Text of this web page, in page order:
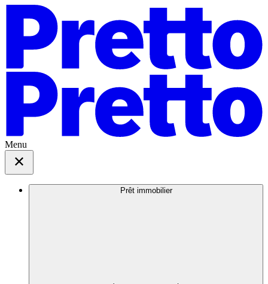
Menu
Prêt immobilier